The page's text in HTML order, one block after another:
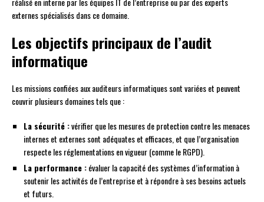
externes spécialisés dans ce domaine.
Les objectifs principaux de l’audit
informatique
Les missions confiées aux auditeurs informatiques sont variées et peuvent
couvrir plusieurs domaines tels que :
La sécurité :vérifier que les mesures de protection contre les menaces
internes et externes sont adéquates et efficaces, et que l’organisation
respecte les réglementations en vigueur (comme le RGPD).
La performance :évaluer la capacité des systèmes d’information à
soutenir les activités de l’entreprise et à répondre à ses besoins actuels
et futurs.